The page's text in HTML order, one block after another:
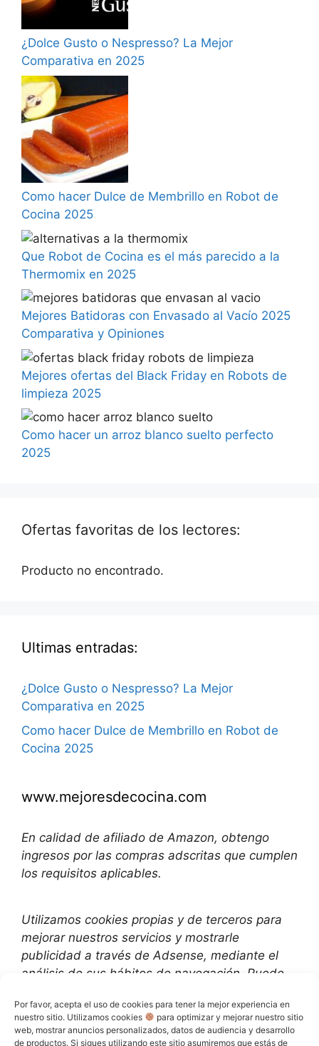
Por favor, acepta el uso de cookies para tener la mejor experiencia en
nuestro sitio. Utilizamos cookies
para optimizar y mejorar nuestro sitio
web, mostrar anuncios personalizados, datos de audiencia y desarrollo
de productos. Si sigues utilizando este sitio asumiremos que estás de
¿Dolce Gusto o Nespresso? La Mejor
Comparativa en 2025
Como hacer Dulce de Membrillo en Robot de
Cocina 2025
Que Robot de Cocina es el más parecido a la
Thermomix en 2025
Mejores Batidoras con Envasado al Vacío 2025
Comparativa y Opiniones
Mejores ofertas del Black Friday en Robots de
limpieza 2025
Como hacer un arroz blanco suelto perfecto
2025
Ofertas favoritas de los lectores:
Producto no encontrado.
Ultimas entradas:
¿Dolce Gusto o Nespresso? La Mejor
Comparativa en 2025
Como hacer Dulce de Membrillo en Robot de
Cocina 2025
www.mejoresdecocina.com
En calidad de afiliado de Amazon, obtengo
ingresos por las compras adscritas que cumplen
los requisitos aplicables.
Utilizamos cookies propias y de terceros para
mejorar nuestros servicios y mostrarle
publicidad a través de Adsense, mediante el
análisis de sus hábitos de navegación. Puede
información aquí: